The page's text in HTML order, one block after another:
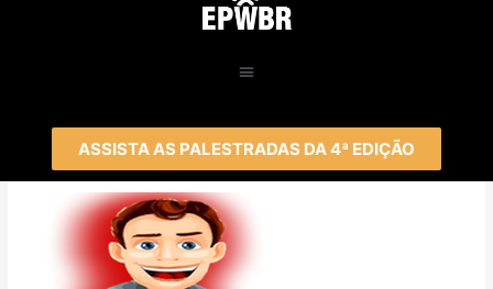
ASSISTA AS PALESTRADAS DA 4ª EDIÇÃO